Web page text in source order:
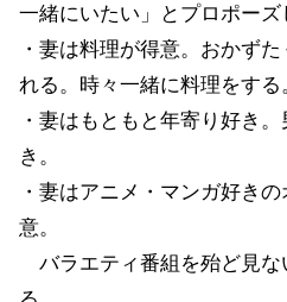
一緒にいたい」とプロポーズ
・妻は料理が得意。おかず
れる。時々一緒に料理をする
・妻はもともと年寄り好き
き。
・妻はアニメ・マンガ好き
意。
バラエティ番組を殆ど見な